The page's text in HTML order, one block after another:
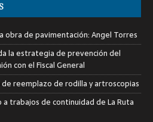
obra de pavimentación: Angel Torres
la estrategia de prevención del
con el Fiscal General
de reemplazo de rodilla y artroscopias
a trabajos de continuidad de La Ruta